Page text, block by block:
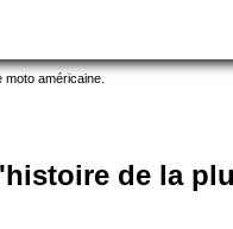
américaine.
de la